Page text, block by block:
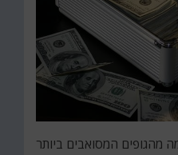
המסואבים ביותר